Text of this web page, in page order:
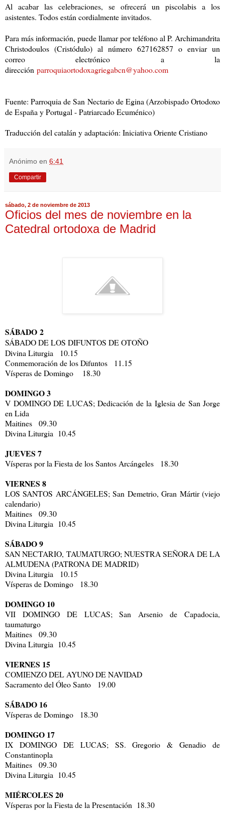
Al acabar las celebraciones, se ofrecerá un piscolabis a los
asistentes. Todos están cordialmente invitados.
Para más información, puede llamar por teléfono al P. Archimandrita
Christodoulos (Cristódulo) al número 627162857 o enviar un
correo electrónico a la
dirección parroquiaortodoxagriegabcn@yahoo.com
Fuente: Parroquia de San Nectario de Egina (Arzobispado Ortodoxo
de España y Portugal - Patriarcado Ecuménico)
Traducción del catalán y adaptación: Iniciativa Oriente Cristiano
Anónimo en 6:41
Compartir
sábado, 2 de noviembre de 2013
Oficios del mes de noviembre en la
Catedral ortodoxa de Madrid
SÁBADO 2
SÁBADO DE LOS DIFUNTOS DE OTOÑO
Divina Liturgia 10.15
Conmemoración de los Difuntos 11.15
Vísperas de Domingo 18.30
DOMINGO 3
V DOMINGO DE LUCAS; Dedicación de la Iglesia de San Jorge
en Lida
Maitines 09.30
Divina Liturgia 10.45
JUEVES 7
Vísperas por la Fiesta de los Santos Arcángeles 18.30
VIERNES 8
LOS SANTOS ARCÁNGELES; San Demetrio, Gran Mártir (viejo
calendario)
Maitines 09.30
Divina Liturgia 10.45
SÁBADO 9
SAN NECTARIO, TAUMATURGO; NUESTRA SEÑORA DE LA
ALMUDENA (PATRONA DE MADRID)
Divina Liturgia 10.15
Vísperas de Domingo 18.30
DOMINGO 10
VII DOMINGO DE LUCAS; San Arsenio de Capadocia,
taumaturgo
Maitines 09.30
Divina Liturgia 10.45
VIERNES 15
COMIENZO DEL AYUNO DE NAVIDAD
Sacramento del Óleo Santo 19.00
SÁBADO 16
Vísperas de Domingo 18.30
DOMINGO 17
IX DOMINGO DE LUCAS; SS. Gregorio & Genadio de
Constantinopla
Maitines 09.30
Divina Liturgia 10.45
MIÉRCOLES 20
Vísperas por la Fiesta de la Presentación 18.30